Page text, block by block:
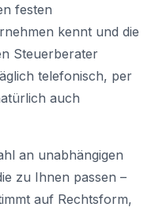
festen
kennt und die
Steuerberater
telefonisch, per
auch
an unabhängigen
zu Ihnen passen –
auf Rechtsform,